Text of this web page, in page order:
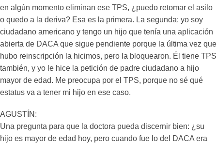
en algún momento eliminan ese TPS, ¿puedo retomar el asilo
o quedo a la deriva? Esa es la primera. La segunda: yo soy
ciudadano americano y tengo un hijo que tenía una aplicación
abierta de DACA que sigue pendiente porque la última vez que
hubo reinscripción la hicimos, pero la bloquearon. Él tiene TPS
también, y yo le hice la petición de padre ciudadano a hijo
mayor de edad. Me preocupa por el TPS, porque no sé qué
estatus va a tener mi hijo en ese caso.
AGUSTÍN:
Una pregunta para que la doctora pueda discernir bien: ¿su
hijo es mayor de edad hoy, pero cuando fue lo del DACA era